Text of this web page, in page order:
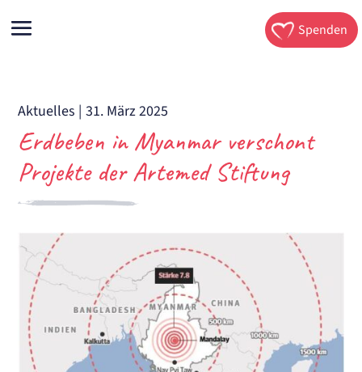
Spenden
Aktuelles | 31. März 2025
Erdbeben in Myanmar verschont
Projekte der Artemed Stiftung